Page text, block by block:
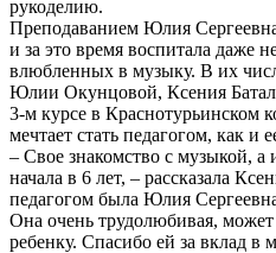
рукоделию.
Преподаванием Юлия
и за это время воспитала даже
влюбленных в музыку. В их
Юлии Окунцовой, Ксения
3-м курсе в Краснотурьинском
мечтает стать педагогом, как и
– Свое знакомство с музыкой, а
начала в 6 лет, – рассказала
педагогом была Юлия
Она очень трудолюбивая,
ребенку. Спасибо ей за вклад в